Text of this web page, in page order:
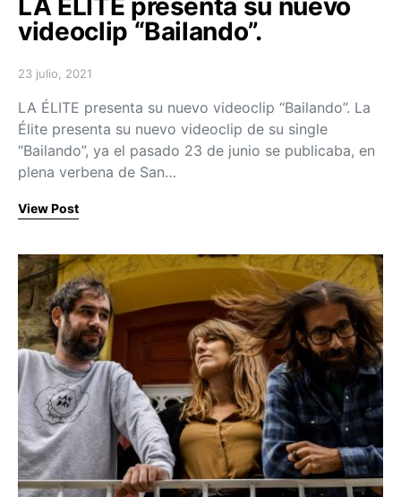
videoclip “Bailando”.
Posted on
23 julio, 2021
LA ÉLITE presenta su nuevo videoclip “Bailando”. La
Élite presenta su nuevo videoclip de su single
“Bailando”, ya el pasado 23 de junio se publicaba, en
plena verbena de San…
View Post